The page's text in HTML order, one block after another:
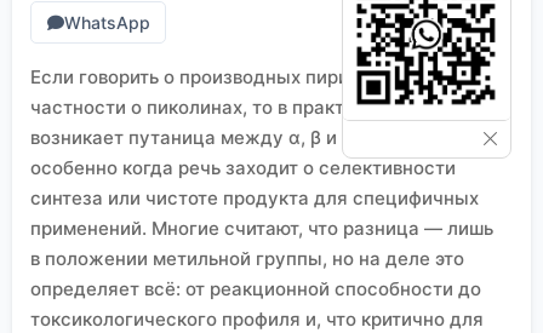
WhatsApp
Если говорить о производных пиридина, в
частности о пиколинах, то в практике часто
возникает путаница между α, β и γ позициями,
особенно когда речь заходит о селективности
синтеза или чистоте продукта для специфичных
применений. Многие считают, что разница — лишь
в положении метильной группы, но на деле это
определяет всё: от реакционной способности до
токсикологического профиля и, что критично для